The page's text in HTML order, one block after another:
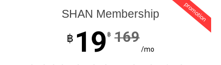
Donate Now promotion
SHAN Membership
฿ 19 ฿ 169
/mo